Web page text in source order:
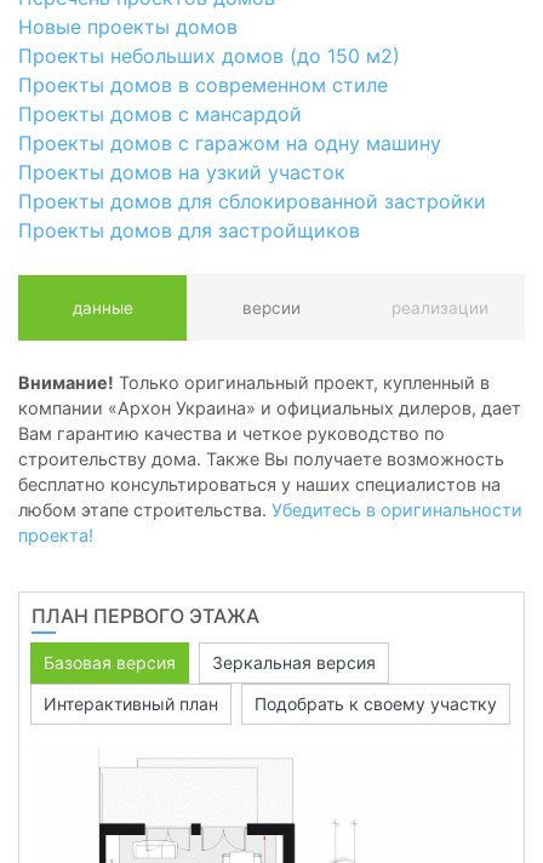
Новые проекты домов
Проекты небольших домов (до 150 м2)
Проекты домов в современном стиле
Проекты домов с мансардой
Проекты домов с гаражом на одну машину
Проекты домов на узкий участок
Проекты домов для сблокированной застройки
Проекты домов для застройщиков
данные версии реализации
Внимание! Только оригинальный проект, купленный в
компании «Архон Украина» и официальных дилеров, дает
Вам гарантию качества и четкое руководство по
строительству дома. Также Вы получаете возможность
бесплатно консультироваться у наших специалистов на
любом этапе строительства. Убедитесь в оригинальности
проекта!
ПЛАН ПЕРВОГО ЭТАЖА
Базовая версия
Зеркальная версия
Интерактивный план
Подобрать к своему участку